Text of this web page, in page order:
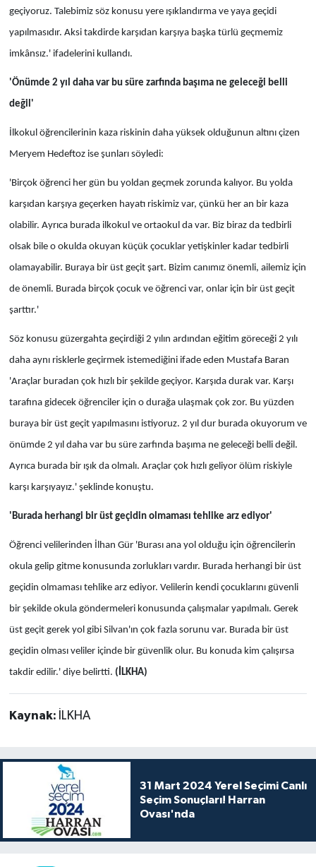
geçiyoruz. Talebimiz söz konusu yere ışıklandırma ve yaya geçidi
yapılmasıdır. Aksi takdirde karşıdan karşıya başka türlü geçmemiz
imkânsız.' ifadelerini kullandı.
'Önümde 2 yıl daha var bu süre zarfında başıma ne geleceği belli
değil'
İlkokul öğrencilerinin kaza riskinin daha yüksek olduğunun altını çizen
Meryem Hedeftoz ise şunları söyledi:
'Birçok öğrenci her gün bu yoldan geçmek zorunda kalıyor. Bu yolda
karşıdan karşıya geçerken hayatı riskimiz var, çünkü her an bir kaza
olabilir. Ayrıca burada ilkokul ve ortaokul da var. Biz biraz da tedbirli
olsak bile o okulda okuyan küçük çocuklar yetişkinler kadar tedbirli
olamayabilir. Buraya bir üst geçit şart. Bizim canımız önemli, ailemiz için
de önemli. Burada birçok çocuk ve öğrenci var, onlar için bir üst geçit
şarttır.'
Söz konusu güzergahta geçirdiği 2 yılın ardından eğitim göreceği 2 yılı
daha aynı risklerle geçirmek istemediğini ifade eden Mustafa Baran
'Araçlar buradan çok hızlı bir şekilde geçiyor. Karşıda durak var. Karşı
tarafına gidecek öğrenciler için o durağa ulaşmak çok zor. Bu yüzden
buraya bir üst geçit yapılmasını istiyoruz. 2 yıl dur burada okuyorum ve
önümde 2 yıl daha var bu süre zarfında başıma ne geleceği belli değil.
Ayrıca burada bir ışık da olmalı. Araçlar çok hızlı geliyor ölüm riskiyle
karşı karşıyayız.' şeklinde konuştu.
'Burada herhangi bir üst geçidin olmaması tehlike arz ediyor'
Öğrenci velilerinden İlhan Gür 'Burası ana yol olduğu için öğrencilerin
okula gelip gitme konusunda zorlukları vardır. Burada herhangi bir üst
geçidin olmaması tehlike arz ediyor. Velilerin kendi çocuklarını güvenli
bir şekilde okula göndermeleri konusunda çalışmalar yapılmalı. Gerek
üst geçit gerek yol gibi Silvan'ın çok fazla sorunu var. Burada bir üst
geçidin olması veliler içinde bir güvenlik olur. Bu konuda kim çalışırsa
takdir edilir.' diye belirtti. (İLKHA)
Kaynak: İLKHA
31 Mart 2024 Yerel Seçimi Canlı
Seçim Sonuçları! Harran
Ovası'nda